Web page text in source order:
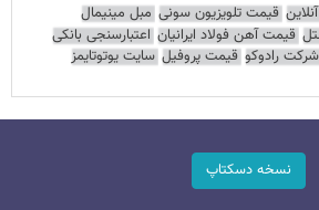
قیمت تلویزیون سونی مبل مینیمال
قیمت آهن فولاد ایرانیان اعتبارسنجی بانکی
شرکت رادوکو قیمت پروفیل سایت یوتوتایمز
نسخه دسکتاپ